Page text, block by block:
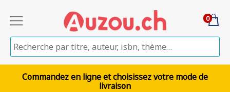
0
Commandez en ligne et choisissez votre mode de
livraison